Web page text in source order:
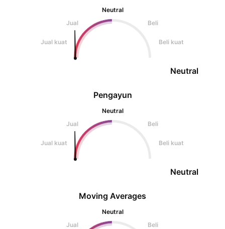
Pengayun
Neutral
Jual
Beli
Jual kuat Beli kuat
Neutral
Neutral
Jual
Beli
Jual kuat Beli kuat
Neutral
Moving Averages
Neutral
Jual
Beli